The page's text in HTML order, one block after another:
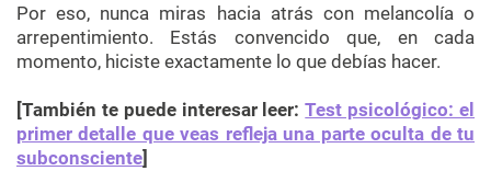
Por eso, nunca miras hacia atrás con melancolía o
arrepentimiento. Estás convencido que, en cada
momento, hiciste exactamente lo que debías hacer.
[También te puede interesar leer:Test psicológico: el
primer detalle que veas refleja una parte oculta de tu
subconsciente]